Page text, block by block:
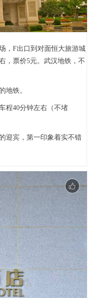
，F出口到对面恒大旅游城
，票价5元。武汉地铁，不
地铁。
程40分钟左右（不堵
迎宾，第一印象着实不错